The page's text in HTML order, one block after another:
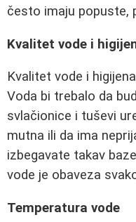
često imaju popuste,
Kvalitet vode i
Kvalitet vode i
Voda bi trebalo da
svlačionice i tuševi
mutna ili da ima
izbegavate takav
vode je obaveza
Temperatura vode